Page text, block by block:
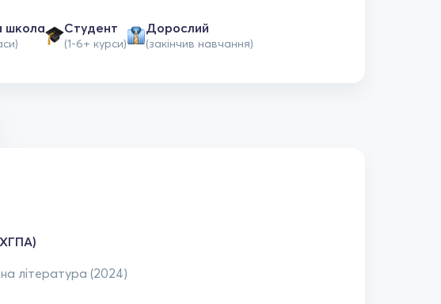
школа Студент
(1-6+ курси)
Дорослий
(закінчив навчання)
література (2024)